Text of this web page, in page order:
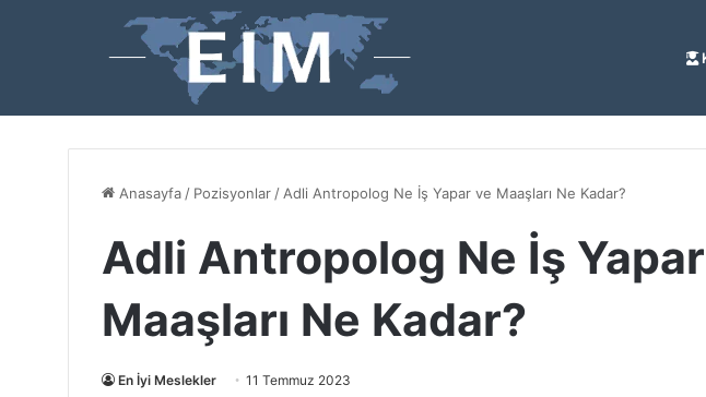
Anasayfa / Pozisyonlar / Adli Antropolog Ne İş Yapar ve Maaşları Ne Kadar?
Adli Antropolog Ne İş
Maaşları Ne Kadar?
En İyi Meslekler 11 Temmuz 2023